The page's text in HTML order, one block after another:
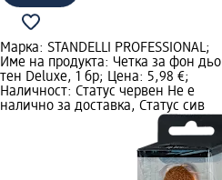
Марка: STANDELLI PROFESSIONAL;
Име на продукта: Четка за фон дьо
тен Deluxe, 1 бр; Цена: 5,98 €;
Наличност: Статус червен Не е
налично за доставка, Статус сив